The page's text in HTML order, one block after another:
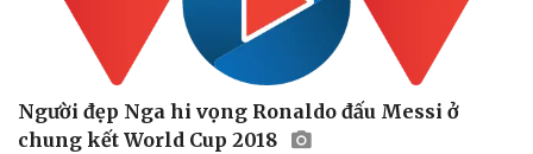
Người đẹp Nga hi vọng Ronaldo đấu Messi ở
chung kết World Cup 2018